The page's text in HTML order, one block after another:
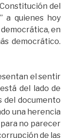
del
a quienes hoy
en
democrático.
el sentir
del lado de
del documento
una herencia
no parecer
de las